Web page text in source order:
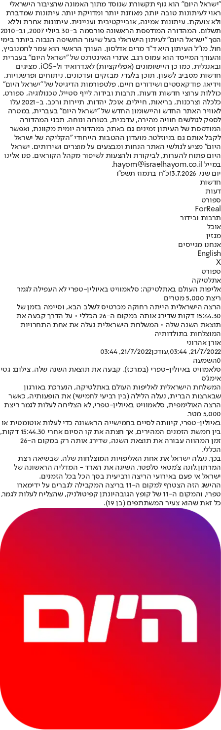
"ישראל היום" הוא גוף תקשורת שנוסד מתוך האמונה שהציבור הישראלי
ראוי לעיתונות טובה יותר, מאוזנת יותר ומדויקת יותר. עיתונות שמדברת
ולא צועקת. עיתונות אמינה, אובייקטיבית ועניינית. עיתונות אחרת וללא
תשלום. המהדורה המודפסת הראשונה פורסמה ב-30 ביולי 2007, וב-2010
הפך "ישראל היום" לעיתון הישראלי בעל שיעור החשיפה הגבוה ביותר בימי
חול. מו"ל העיתון היא ד"ר מרים אדלסון. העורך הראשי הוא עמר לחמנוביץ,
והעורך המייסד הוא עמוס רגב. אתרי האינטרנט של "ישראל היום" בעברית
ובאנגלית, כמו כן היישומונים (אפליקציות) לאנדרואיד ול-iOS, מציגים
חדשות מסביב לשעון, תוכן בלעדי, מבזקים ועדכונים, ניתוחים ופרשנויות,
וידיאו, פודקאסטים ושידורים חיים. פלטפורמות הדיגיטל של "ישראל היום"
כוללות ערוצי חדשות ודעות, תרבות ובידור, לייף סטייל, טכנולוגיה, ספורט,
כלכלה וצרכנות, בריאות, חיילים, אוכל, יהדות, תיירות ורכב. ב-2021 עלו
לאוויר האתר החדש והיישומון החדש של "ישראל היום" בעברית, במטרה
לספק לגולשים חוויה מהירה, עדכנית, בטוחה ונוחה. תכני המהדורה
המודפסת של העיתון זמינים גם באתר, במהדורה יומית מקוונת, ואפשר
לקבל אותם גם בניוזלטר. מועדון ההטבות הייחודי "הקליקה של ישראל
היום" מציע לגולשי האתר הנחות ומבצעים על מוצרים ושירותים. ישראל
היום פתוח להערות, לביקורת ולהצעות לשיפור מקהל הקוראים. פנו אלינו
במייל hayom@israelhayom.co.il.
יום שני, 13.7.2026
כ"ח בתמוז תשפ"ו
חדשות
דעות
ספורט
ForReal
תרבות ובידור
אוכל
מגזין
אנחנו מגייסים
English
X
ספורט
אתלטיקה
אליפות העולם באתלטיקה: סלאמוויט באיולין-טפרי לא העפילה לגמר
ריצת 5,000 מטרים
הרצה הישראלית הייתה רחוקה מכרטיס לשלב הבא, וסיימה בזמן של
15:44.30 דקות שדירג אותה במקום ה-26 הכללי • על הדרך קבעה את
תוצאת השנה שלה • המשלחת הישראלית נעלה את אחת התחרויות
המוצלחות בתולדותיה
אורן אהרוני
21/7/2022, 03:44
,עודכן21/7/2022, 03:44
0השמעה
סלאמוויט באיולין-טפרי (במרכז). קבעה את תוצאת השנה שלה, צילום: גטי
אימג'ס
המשלחת הישראלית לאליפות העולם באתלטיקה, הנערכת באורגון
שבארצות הברית, נעלה הלילה (בין רביעי לחמישי) את הופעותיה, כאשר
הרצה האולימפית, סלאמוויט באיולין-טפרי, לא הצליחה לעלות לגמר ריצת
5,000 מטר.
באיולין-טפרי, קיוותה לסיים בחמישייה הראשונה כדי לעלות אוטומטית או
בין חמשת הזמנים המהירים, אך חצתה את קו הסיום אחרי 15:44.30 דקות,
זמן המהווה עבורה את תוצאת השנה, שדירג אותה רק במקום ה-26
הכללי.
בכך, נעלה ישראל את אחת האליפויות המוצלחות שלה, שבשיאה רצת
המרתון,לונה צ'מטאי סלפטר, השיגה את הארד - המדליה הראשונה של
ישראל אי פעם באירועי הריצה ורביעית בסך הכל בכל הזמנים.
ההישג הזה הצטרף למקום ה-11 בריצה המקבילה לגברים על ידי
מארו
טפרי, והמקום ה-11 של קופץ הגובה יונתן קפיטולניק, שהצליח לעלות לגמר,
כל זאת שהוא צעיר המשתתפים (בן 19).